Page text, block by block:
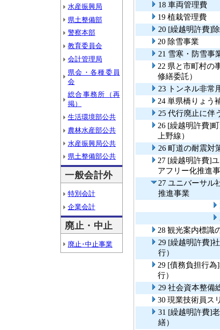
水産振興局
県土整備部
警察本部
教育委員会
会計管理局
県会・各種委員
会
総合事務所（再
掲）
生活環境部公共
農林水産部公共
水産振興局公共
県土整備部公共
一般会計外
特別会計
企業会計
廃止・中止
廃止･中止事業
18 車両管理費
19 植栽管理費
20 [繰越明許費]
20 除雪事業
21 雪寒・防雪事
22 県と市町村の
修繕委託）
23 トンネル非常
24 単県橋りょう
25 代行廃止に伴
26 [繰越明許費]
上野線）
26 町道の耐震対
27 [繰越明許費]
アフリー化推進
27 ユニバーサル
推進事業
28 観光案内標
29 [繰越明許費]
行）
29 [債務負担行
行）
29 社会資本整備
30 現業技術員ス
31 [繰越明許費]
繕）